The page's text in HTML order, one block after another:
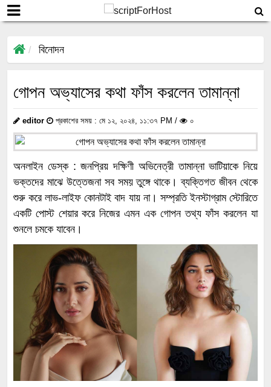
বিনোদন
গোপন অভ্যাসের কথা ফাঁস করলেন তামান্না
editor প্রকাশের সময় : মে ১২, ২০২৪, ১১:৩৭ PM / ০
অনলাইন ডেস্ক : জনপ্রিয় দক্ষিণী অভিনেত্রী তামান্না ভাটিয়াকে নিয়ে
ভক্তদের মাঝে উত্তেজনা সব সময় তুঙ্গে থাকে। ব্যক্তিগত জীবন থেকে
শুরু করে লাভ-লাইফ কোনটাই বাদ যায় না। সম্প্রতি ইনস্টাগ্রাম স্টোরিতে
একটি পোস্ট শেয়ার করে নিজের এমন এক গোপন তথ্য ফাঁস করলেন যা
শুনলে চমকে যাবেন।